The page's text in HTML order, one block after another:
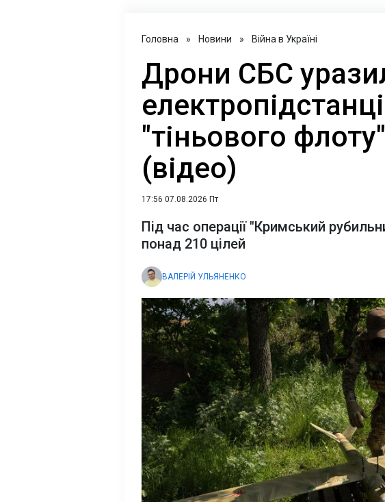
Головна » Новини » Війна в Україні
Дрони СБС
"тіньового
(відео)
17:56 07.08.2026 Пт
Під час операції "Кримський
понад 210 цілей
ВАЛЕРІЙ УЛЬЯНЕНКО